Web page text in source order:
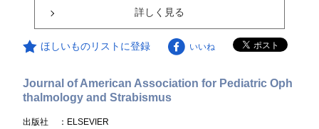
詳しく見る
ほしいものリストに登録 いいね
Journal of American Association for Pediatric Oph
thalmology and Strabismus
出版社
：ELSEVIER